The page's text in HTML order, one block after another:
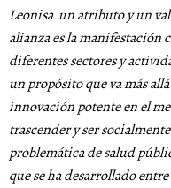
Leonisa un atributo y un
alianza es la manifestación
diferentes sectores y
un propósito que va más
innovación potente en el
trascender y ser
problemática de salud
que se ha desarrollado